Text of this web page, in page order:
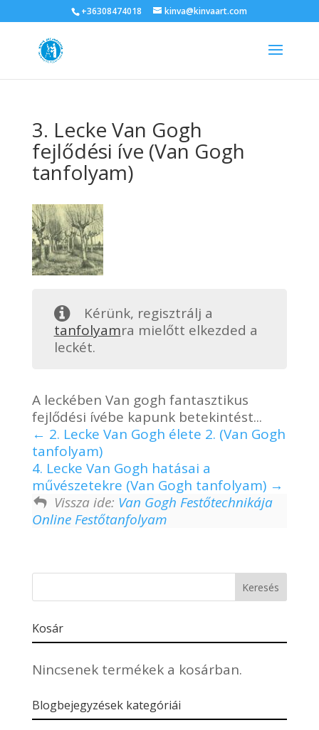
+36308474018 kinva@kinvaart.com
3. Lecke Van Gogh
fejlődési íve (Van Gogh
tanfolyam)
Kérünk, regisztrálj a
tanfolyamra mielőtt elkezded a
leckét.
A leckében Van gogh fantasztikus
fejlődési ívébe kapunk betekintést...
2. Lecke Van Gogh élete 2. (Van Gogh
tanfolyam)
4. Lecke Van Gogh hatásai a
művészetekre (Van Gogh tanfolyam)
Vissza ide: Van Gogh Festőtechnikája
Online Festőtanfolyam
Kosár
Nincsenek termékek a kosárban.
Blogbejegyzések kategóriái